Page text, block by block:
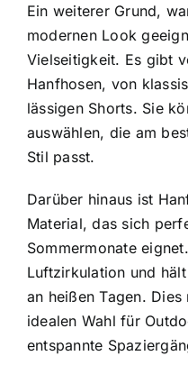
Ein weiterer Grund,
modernen Look
Vielseitigkeit. Es gibt
Hanfhosen, von
lässigen Shorts. Sie
auswählen, die am
Stil passt.
Darüber hinaus ist
Material, das sich
Sommermonate
Luftzirkulation und
an heißen Tagen.
idealen Wahl für
entspannte